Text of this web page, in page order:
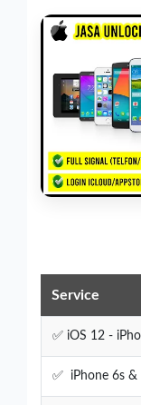
Service
✅ iOS 12 -
✅ iPhone 6s &